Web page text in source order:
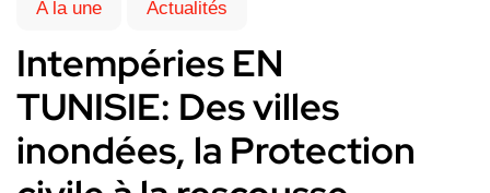
A la une Actualités
Intempéries EN
TUNISIE: Des villes
inondées, la Protection